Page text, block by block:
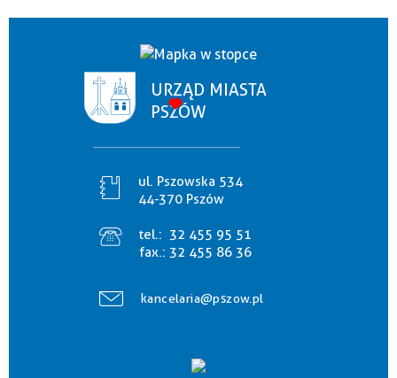
URZĄD MIASTA
PSZÓW
ul. Pszowska 534
44-370 Pszów
tel.: 32 455 95 51
fax.: 32 455 86 36
kancelaria@pszow.pl